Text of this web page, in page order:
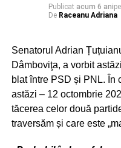
Publicat acum 6 anipe
De Raceanu Adriana
Senatorul Adrian
Dâmboviţa, a vorbit
blat între PSD și PNL. În
astăzi – 12 octombrie
tăcerea celor două
traversăm și care este